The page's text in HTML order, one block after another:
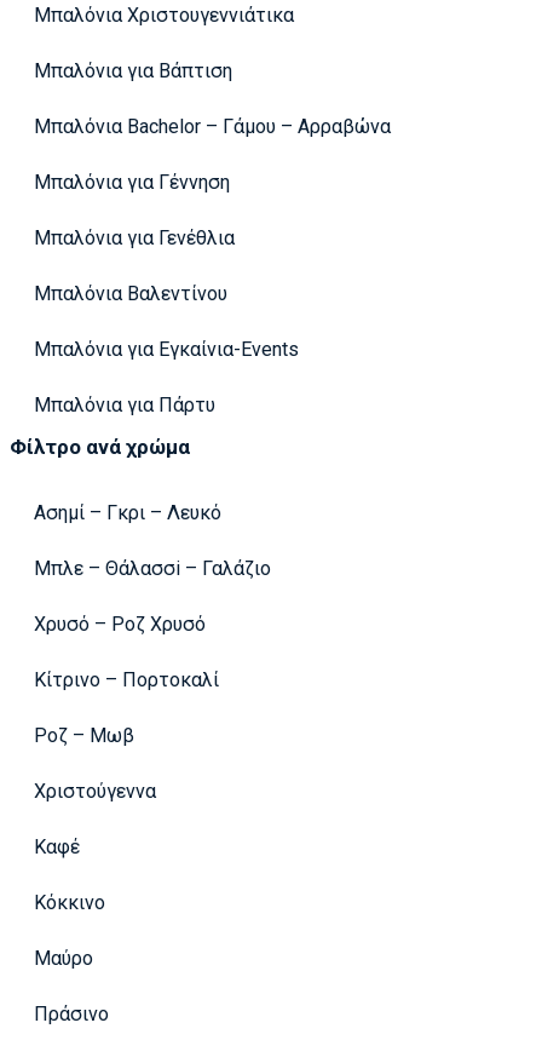
Μπαλόνια Χριστουγεννιάτικα
Μπαλόνια για Βάπτιση
Μπαλόνια Bachelor – Γάμου – Αρραβώνα
Μπαλόνια για Γέννηση
Μπαλόνια για Γενέθλια
Μπαλόνια Βαλεντίνου
Μπαλόνια για Εγκαίνια-Events
Μπαλόνια για Πάρτυ
Φίλτρο ανά χρώμα
Ασημί – Γκρι – Λευκό
Μπλε – Θάλασσi – Γαλάζιο
Χρυσό – Ροζ Χρυσό
Κίτρινο – Πορτοκαλί
Ροζ – Μωβ
Χριστούγεννα
Καφέ
Κόκκινο
Μαύρο
Πράσινο